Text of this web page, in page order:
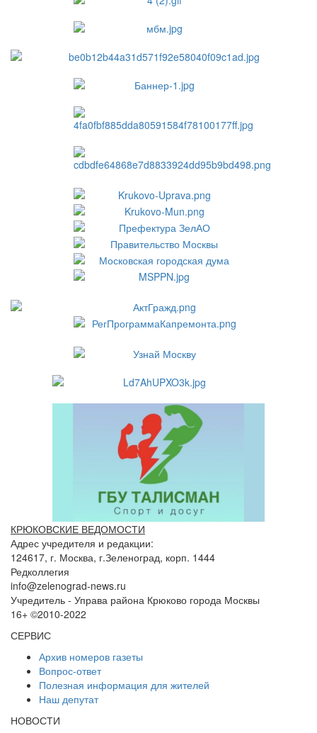
КРЮКОВСКИЕ ВЕДОМОСТИ
Адрес учредителя и редакции:
124617, г. Москва, г.Зеленоград, корп. 1444
Редколлегия
info@zelenograd-news.ru
Учредитель - Управа района Крюково города Москвы
16+ ©2010-2022
СЕРВИС
Архив номеров газеты
Вопрос-ответ
Полезная информация для жителей
Наш депутат
НОВОСТИ